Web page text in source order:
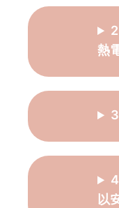
熱
以